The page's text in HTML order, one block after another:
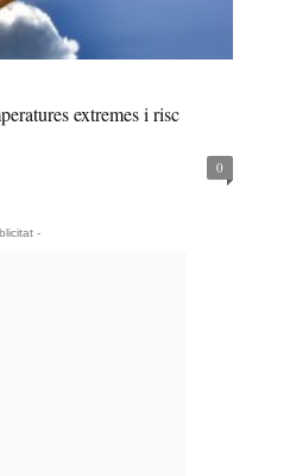
extremes i risc
0
-